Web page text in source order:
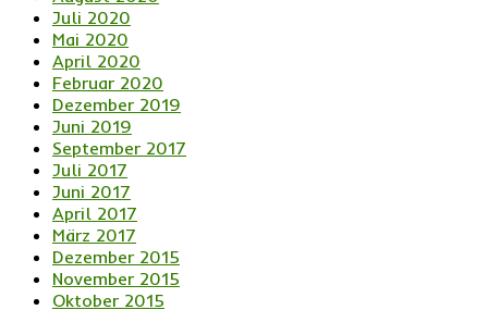
Juli 2020
Mai 2020
April 2020
Februar 2020
Dezember 2019
Juni 2019
September 2017
Juli 2017
Juni 2017
April 2017
März 2017
Dezember 2015
November 2015
Oktober 2015